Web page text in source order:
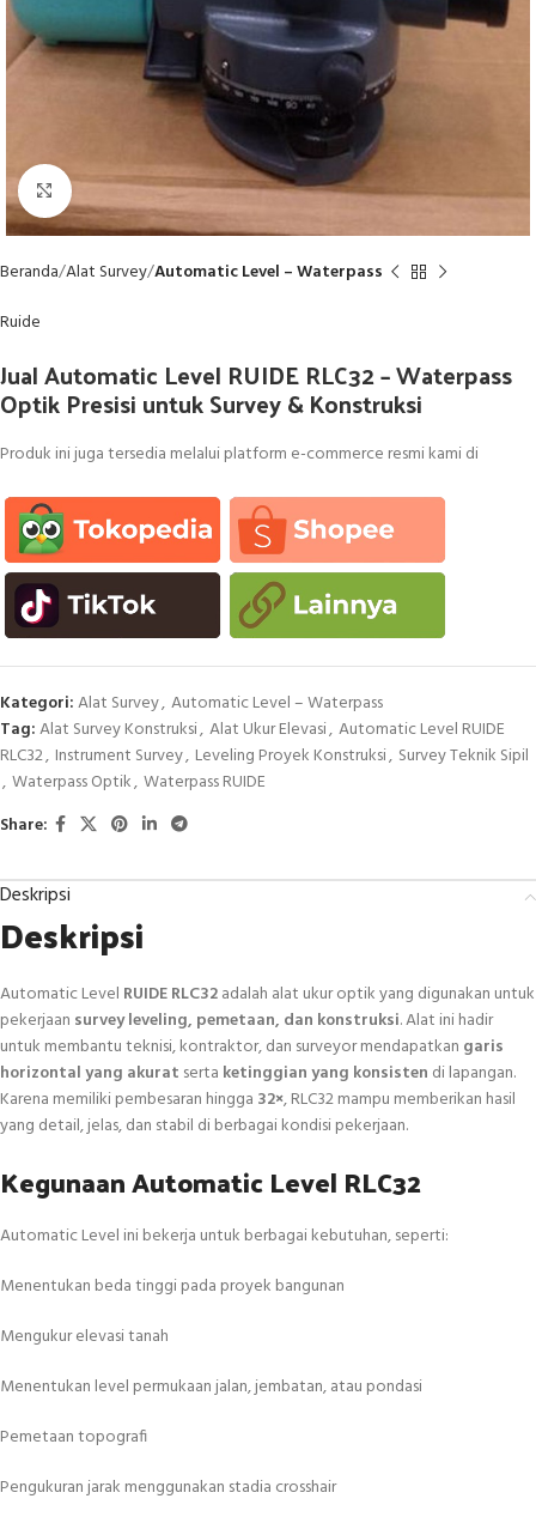
Click to enlarge
Beranda Alat Survey Automatic Level – Waterpass
Ruide
Jual Automatic Level RUIDE RLC32 – Waterpass
Optik Presisi untuk Survey & Konstruksi
Produk ini juga tersedia melalui platform e-commerce resmi kami di
Kategori:Alat Survey, Automatic Level – Waterpass
Tag:Alat Survey Konstruksi, Alat Ukur Elevasi, Automatic Level RUIDE
RLC32, Instrument Survey, Leveling Proyek Konstruksi, Survey Teknik Sipil
, Waterpass Optik, Waterpass RUIDE
Share:
Deskripsi
Deskripsi
Automatic Level RUIDE RLC32adalah alat ukur optik yang digunakan untuk
pekerjaan survey leveling, pemetaan, dan konstruksi. Alat ini hadir
untuk membantu teknisi, kontraktor, dan surveyor mendapatkan garis
horizontal yang akurat serta ketinggian yang konsisten di lapangan.
Karena memiliki pembesaran hingga 32×, RLC32 mampu memberikan hasil
yang detail, jelas, dan stabil di berbagai kondisi pekerjaan.
Kegunaan Automatic Level RLC32
Automatic Level ini bekerja untuk berbagai kebutuhan, seperti:
Menentukan beda tinggi pada proyek bangunan
Mengukur elevasi tanah
Menentukan level permukaan jalan, jembatan, atau pondasi
Pemetaan topografi
Pengukuran jarak menggunakan stadia crosshair